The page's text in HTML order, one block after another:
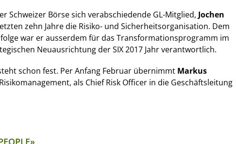
Schweizer Börse sich verabschiedende GL-Mitglied, Jochen
zehn Jahre die Risiko- und Sicherheitsorganisation. Dem
war er ausserdem für das Transformationsprogramm im
Neuausrichtung der SIX 2017 Jahr verantwortlich.
schon fest. Per Anfang Februar übernimmt Markus
als Chief Risk Officer in die Geschäftsleitung